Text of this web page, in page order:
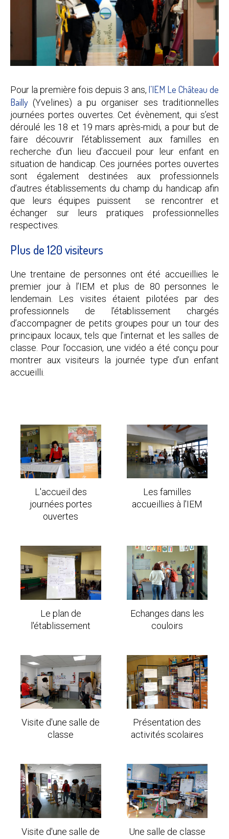
Pour la première fois depuis 3 ans, l’IEM Le Château de
Bailly(Yvelines) a pu organiser ses traditionnelles
journées portes ouvertes. Cet évènement, qui s’est
déroulé les 18 et 19 mars après-midi, a pour but de
faire découvrir l’établissement aux familles en
recherche d’un lieu d’accueil pour leur enfant en
situation de handicap. Ces journées portes ouvertes
sont également destinées aux professionnels
d’autres établissements du champ du handicap afin
que leurs équipes puissent se rencontrer et
échanger sur leurs pratiques professionnelles
respectives.
Plus de 120 visiteurs
Une trentaine de personnes ont été accueillies le
premier jour à l’IEM et plus de 80 personnes le
lendemain. Les visites étaient pilotées par des
professionnels de l’établissement chargés
d’accompagner de petits groupes pour un tour des
principaux locaux, tels que l’internat et les salles de
classe. Pour l’occasion, une vidéo a été conçu pour
montrer aux visiteurs la journée type d’un enfant
accueilli.
L'accueil des
journées portes
ouvertes
Les familles
accueillies à l'IEM
Le plan de
l'établissement
Echanges dans les
couloirs
Visite d'une salle de
classe
Présentation des
activités scolaires
Visite d'une salle de
Une salle de classe